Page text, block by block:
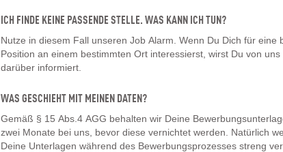
ICH FINDE KEINE PASSENDE STELLE. WAS KANN ICH TUN?
Nutze in diesem Fall unseren Job Alarm. Wenn Du Dich für eine
Position an einem bestimmten Ort interessierst, wirst Du von uns
darüber informiert.
WAS GESCHIEHT MIT MEINEN DATEN?
Gemäß § 15 Abs.4 AGG behalten wir Deine
zwei Monate bei uns, bevor diese vernichtet werden. Natürlich
Deine Unterlagen während des Bewerbungsprozesses streng